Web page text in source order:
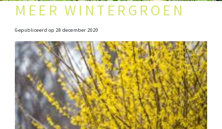
MEER WINTERGROEN
Gepubliceerd op 28 december 2020